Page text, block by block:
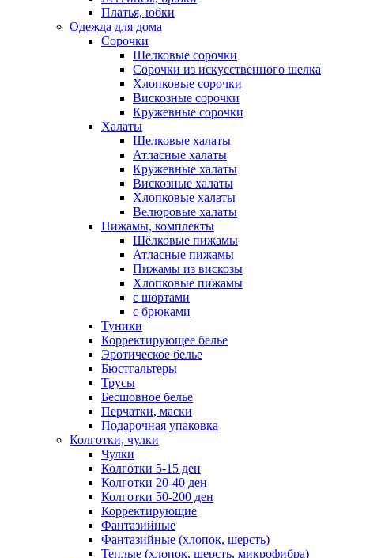
Платья, юбки
Одежда для дома
Сорочки
Шелковые сорочки
Сорочки из искусственного шелка
Хлопковые сорочки
Вискозные сорочки
Кружевные сорочки
Халаты
Шелковые халаты
Атласные халаты
Кружевные халаты
Вискозные халаты
Хлопковые халаты
Велюровые халаты
Пижамы, комплекты
Шёлковые пижамы
Атласные пижамы
Пижамы из вискозы
Хлопковые пижамы
с шортами
с брюками
Туники
Корректирующее белье
Эротическое белье
Бюстгальтеры
Трусы
Бесшовное белье
Перчатки, маски
Подарочная упаковка
Колготки, чулки
Чулки
Колготки 5-15 ден
Колготки 20-40 ден
Колготки 50-200 ден
Корректирующие
Фантазийные
Фантазийные (хлопок, шерсть)
Теплые (хлопок, шерсть, микрофибра)